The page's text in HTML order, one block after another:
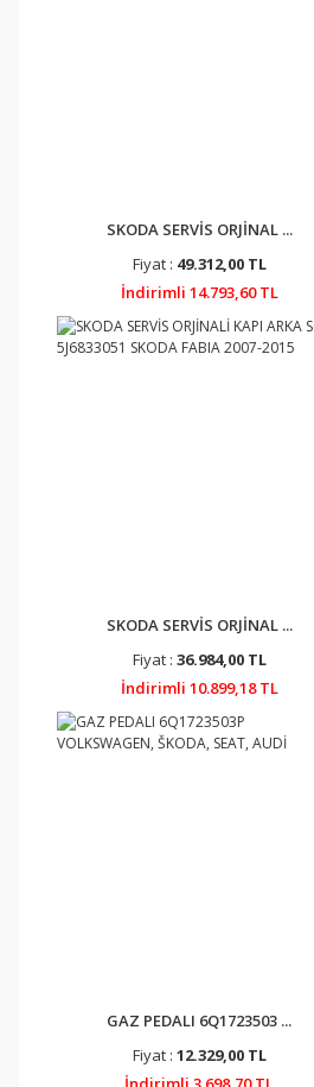
SKODA SERVİS ORJİNAL ...
Fiyat : 49.312,00 TL
İndirimli 14.793,60 TL
SKODA SERVİS ORJİNAL ...
Fiyat : 36.984,00 TL
İndirimli 10.899,18 TL
GAZ PEDALI 6Q1723503 ...
Fiyat : 12.329,00 TL